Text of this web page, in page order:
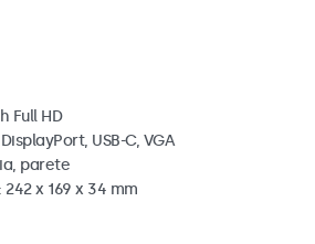
Full HD
USB-C, VGA
parete
x 169 x 34 mm